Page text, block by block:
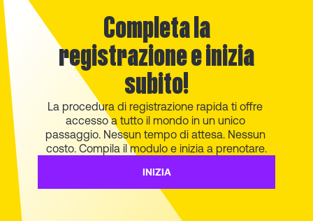
Completa la
registrazione e inizia
subito!
La procedura di registrazione rapida ti offre
accesso a tutto il mondo in un unico
passaggio. Nessun tempo di attesa. Nessun
costo. Compila il modulo e inizia a prenotare.
INIZIA